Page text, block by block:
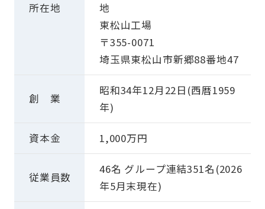
プライバシポリシー
monoduku/製造業向け情報メディア
所在地
地
東松山工場
〒355-0071
埼玉県東松山市新郷88番地47
創 業
昭和34年12月22日(西暦1959
年)
資本金 1,000万円
従業員数
46名 グループ連結351名(2026
年5月末現在)